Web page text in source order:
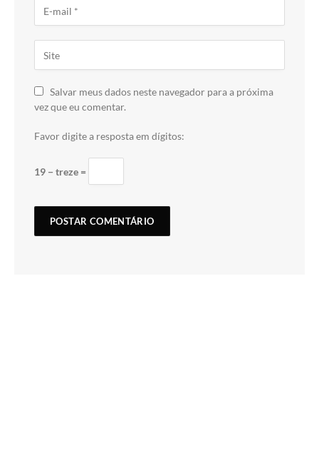
Salvar meus dados neste navegador para a próxima
vez que eu comentar.
Favor digite a resposta em dígitos:
19 − treze =